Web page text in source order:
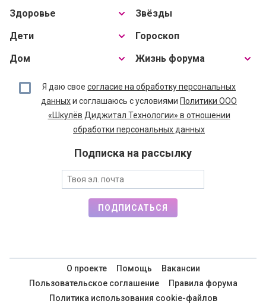
Здоровье
Дети
Дом
Звёзды
Гороскоп
Жизнь форума
Я даю свое согласие на обработку персональных
данныхи соглашаюсь с условиями Политики ООО
«Шкулёв Диджитал Технологии» в отношении
обработки персональных данных
Подписка на рассылку
ПОДПИСАТЬСЯ
О проекте Помощь
Вакансии
Пользовательское соглашение
Правила форума
Политика использования cookie-файлов